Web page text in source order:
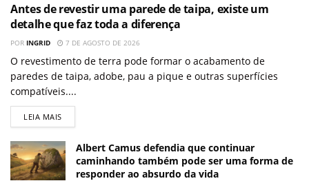
Antes de revestir uma parede de taipa, existe um
detalhe que faz toda a diferença
POR INGRID 7 DE AGOSTO DE 2026
O revestimento de terra pode formar o acabamento de
paredes de taipa, adobe, pau a pique e outras superfícies
compatíveis....
LEIA MAIS
Albert Camus defendia que continuar
caminhando também pode ser uma forma de
responder ao absurdo da vida